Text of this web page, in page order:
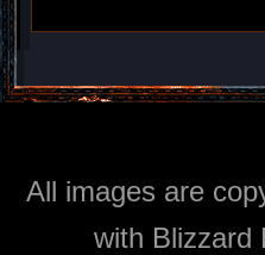
All images are
with Blizzard